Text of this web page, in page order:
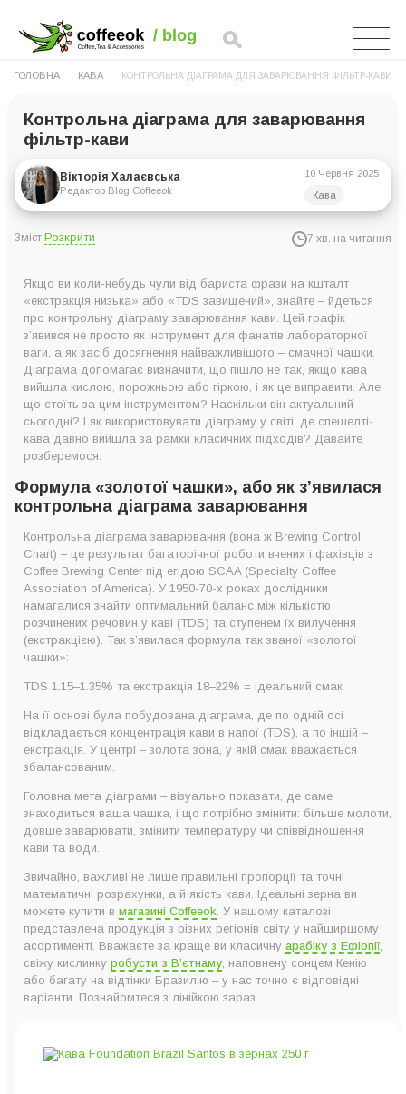
ГОЛОВНА КАВА КОНТРОЛЬНА ДІАГРАМА ДЛЯ ЗАВАРЮВАННЯ ФІЛЬТР-КАВИ
Контрольна діаграма для заварювання
фільтр-кави
Вікторія Халаєвська
Редактор Blog Coffeeok
10 Червня 2025
Кава
Зміст:Розкрити 7 хв. на читання
діаграма заварювання
Не магія, а точні розрахунки: принцип контрольної
діаграми заварювання
Ложка дьогтю: класична діаграма контролю заварювання
потребує оновлення
Як користуватись контрольною діаграмою заварювання з
урахуванням нових реалій?
Головне про діаграму заварювання фільтр-кави
Якщо ви коли-небудь чули від бариста фрази на кшталт
«екстракція низька» або «TDS завищений», знайте – йдеться
про контрольну діаграму заварювання кави. Цей графік
з’явився не просто як інструмент для фанатів лабораторної
ваги, а як засіб досягнення найважливішого – смачної чашки.
Діаграма допомагає визначити, що пішло не так, якщо кава
вийшла кислою, порожньою або гіркою, і як це виправити. Але
що стоїть за цим інструментом? Наскільки він актуальний
сьогодні? І як використовувати діаграму у світі, де спешелті-
кава давно вийшла за рамки класичних підходів? Давайте
розберемося.
Формула «золотої чашки», або як з’явилася
контрольна діаграма заварювання
Контрольна діаграма заварювання (вона ж Brewing Control
Chart) – це результат багаторічної роботи вчених і фахівців з
Coffee Brewing Center під егідою SCAA (Specialty Coffee
Association of America). У 1950-70-х роках дослідники
намагалися знайти оптимальний баланс між кількістю
розчинених речовин у каві (TDS) та ступенем їх вилучення
(екстракцією). Так з’явилася формула так званої «золотої
чашки»:
TDS 1.15–1.35% та екстракція 18–22% = ідеальний смак
На її основі була побудована діаграма, де по одній осі
відкладається концентрація кави в напої (TDS), а по іншій –
екстракція. У центрі – золота зона, у якій смак вважається
збалансованим.
Головна мета діаграми – візуально показати, де саме
знаходиться ваша чашка, і що потрібно змінити: більше молоти,
довше заварювати, змінити температуру чи співвідношення
кави та води.
Звичайно, важливі не лише правильні пропорції та точні
математичні розрахунки, а й якість кави. Ідеальні зерна ви
можете купити в магазині Coffeeok . У нашому каталозі
представлена продукція з різних регіонів світу у найширшому
асортименті. Вважаєте за краще ви класичну арабіку з Ефіопії
свіжу кислинку робусти з В’єтнаму , наповнену сонцем Кенію
або багату на відтінки Бразилію – у нас точно є відповідні
варіанти. Познайомтеся з лінійкою зараз.